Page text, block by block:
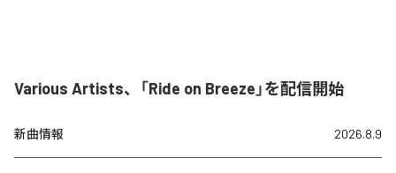
Various Artists、「Ride on Breeze」を配信開始
新曲情報 2026.8.9